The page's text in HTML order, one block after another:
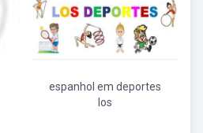
espanhol em deportes
los